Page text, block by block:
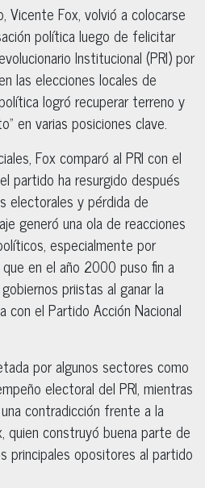
Vicente Fox, volvió a colocarse
política luego de felicitar
Institucional (PRI) por
las elecciones locales de
logró recuperar terreno y
en varias posiciones clave.
Fox comparó al PRI con el
partido ha resurgido después
electorales y pérdida de
generó una ola de reacciones
especialmente por
en el año 2000 puso fin a
priistas al ganar la
con el Partido Acción Nacional
por algunos sectores como
electoral del PRI, mientras
contradicción frente a la
quien construyó buena parte de
principales opositores al partido